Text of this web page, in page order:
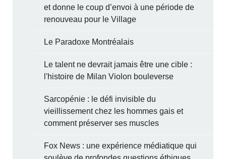
et donne le coup d’envoi à une période de
renouveau pour le Village
Le Paradoxe Montréalais
Le talent ne devrait jamais être une cible :
l'histoire de Milan Violon bouleverse
Sarcopénie : le défi invisible du
vieillissement chez les hommes gais et
comment préserver ses muscles
Fox News : une expérience médiatique qui